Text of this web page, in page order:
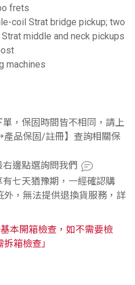
frets
coil Strat bridge pickup; two
middle and neck pickups
machines
，保固時間皆不相同，請上
品保固/註冊】查詢相關保
邊點選詢問我們
七天猶豫期，一經確認購
外，無法提供退換貨服務，詳
本開箱檢查，如不需要檢
箱檢查」